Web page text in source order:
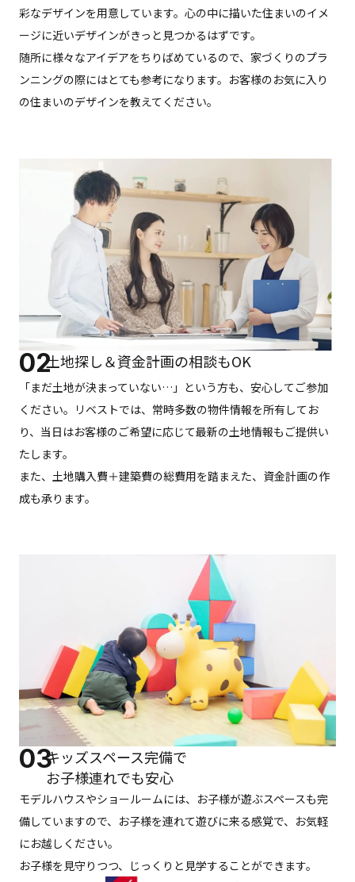
彩なデザインを用意しています。心の中に描いた住まいのイメ
ージに近いデザインがきっと見つかるはずです。
随所に様々なアイデアをちりばめているので、家づくりのプラ
ンニングの際にはとても参考になります。お客様のお気に入り
の住まいのデザインを教えてください。
02土地探し＆資金計画の相談もOK
「まだ土地が決まっていない…」という方も、安心してご参加
ください。リベストでは、常時多数の物件情報を所有してお
り、当日はお客様のご希望に応じて最新の土地情報もご提供い
たします。
また、土地購入費＋建築費の総費用を踏まえた、資金計画の作
成も承ります。
03キッズスペース完備で
お子様連れでも安心
モデルハウスやショールームには、お子様が遊ぶスペースも完
備していますので、お子様を連れて遊びに来る感覚で、お気軽
にお越しください。
お子様を見守りつつ、じっくりと見学することができます。